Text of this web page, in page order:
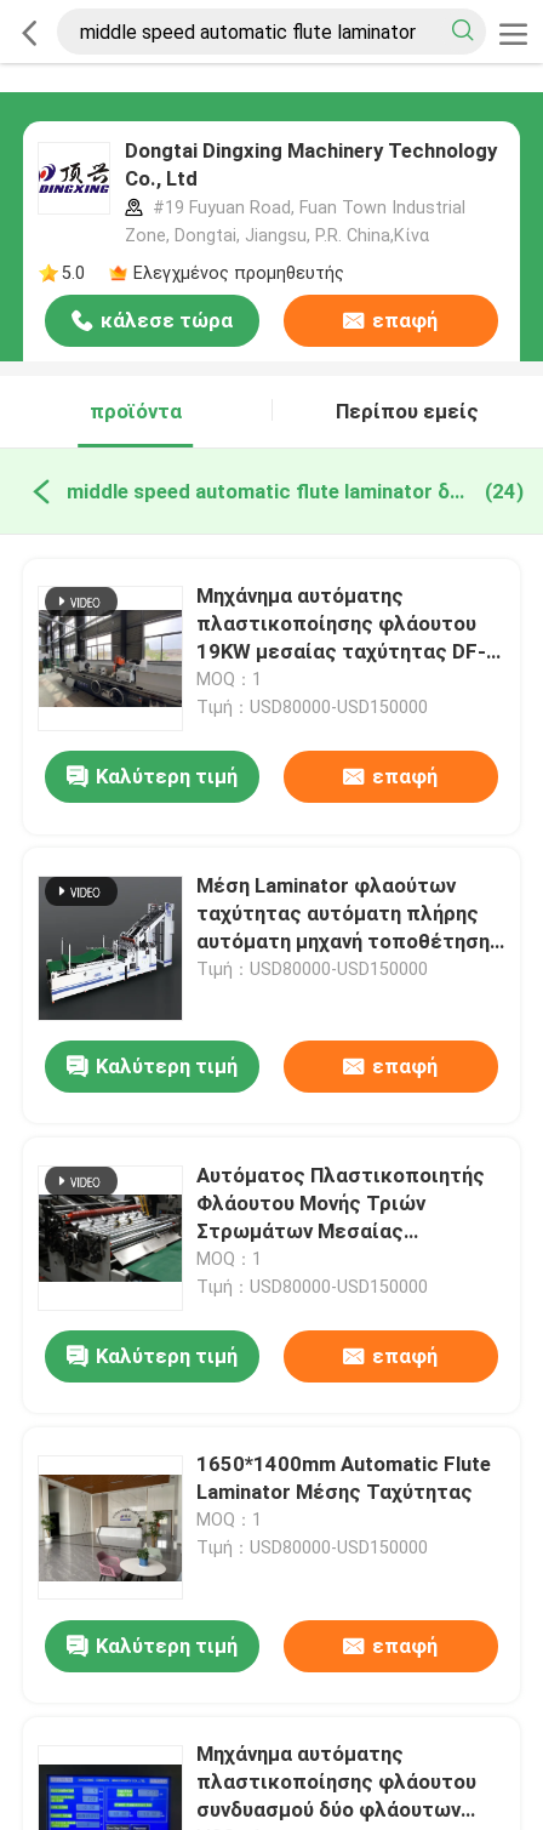
Dongtai Dingxing Machinery Technology
Co., Ltd
#19 Fuyuan Road, Fuan Town Industrial
Zone, Dongtai, Jiangsu, P.R. China,Κίνα
5.0
Ελεγχμένος προμηθευτής
κάλεσε τώρα επαφή
προϊόντα Περίπου εμείς
middle speed automatic flute laminator διαδικτυακή κατασκευή (24)
Μηχάνημα αυτόματης
πλαστικοποίησης φλάουτου
19KW μεσαίας ταχύτητας DF-
1650L
MOQ：1
Τιμή：USD80000-USD150000
Καλύτερη τιμή επαφή
Μέση Laminator φλαούτων
ταχύτητας αυτόματη πλήρης
αυτόματη μηχανή τοποθέτησης
σε στρώματα φλαούτων
Τιμή：USD80000-USD150000
Καλύτερη τιμή επαφή
Αυτόματος Πλαστικοποιητής
Φλάουτου Μονής Τριών
Στρωμάτων Μεσαίας
Ταχύτητας DF-1650EL
MOQ：1
Τιμή：USD80000-USD150000
Καλύτερη τιμή επαφή
1650*1400mm Automatic Flute
Laminator Μέσης Ταχύτητας
MOQ：1
Τιμή：USD80000-USD150000
Καλύτερη τιμή επαφή
Μηχάνημα αυτόματης
πλαστικοποίησης φλάουτου
συνδυασμού δύο φλάουτων